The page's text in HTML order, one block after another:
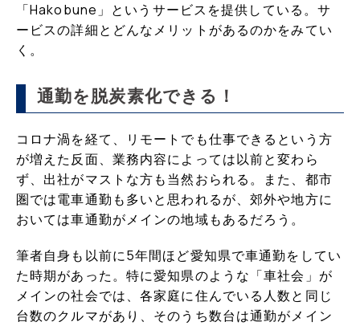
「Hakobune」というサービスを提供している。サ
ービスの詳細とどんなメリットがあるのかをみてい
く。
通勤を脱炭素化できる！
コロナ渦を経て、リモートでも仕事できるという方
が増えた反面、業務内容によっては以前と変わら
ず、出社がマストな方も当然おられる。また、都市
圏では電車通勤も多いと思われるが、郊外や地方に
おいては車通勤がメインの地域もあるだろう。
筆者自身も以前に5年間ほど愛知県で車通勤をしてい
た時期があった。特に愛知県のような「車社会」が
メインの社会では、各家庭に住んでいる人数と同じ
台数のクルマがあり、そのうち数台は通勤がメイン